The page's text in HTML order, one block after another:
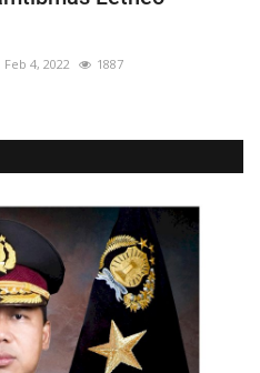
Feb 4, 2022 1887